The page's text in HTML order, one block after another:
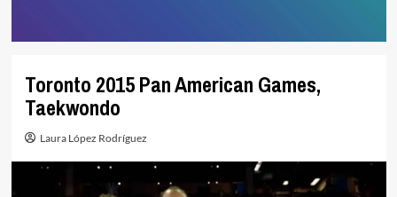
Toronto 2015 Pan American Games,
Taekwondo
Laura López Rodríguez